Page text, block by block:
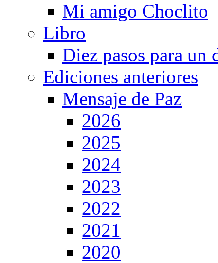
Mi amigo Choclito
Libro
Diez pasos para
Ediciones anteriores
Mensaje de Paz
2026
2025
2024
2023
2022
2021
2020